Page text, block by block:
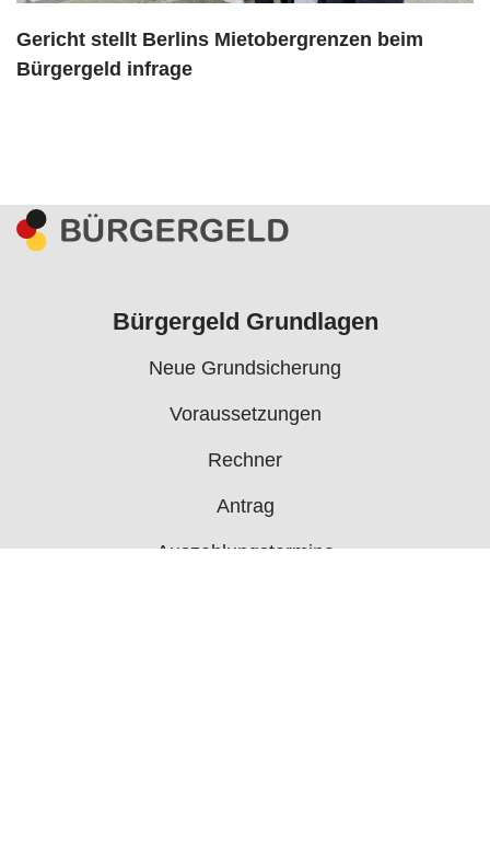
Gericht stellt Berlins Mietobergrenzen beim
Bürgergeld infrage
Bürgergeld Grundlagen
Neue Grundsicherung
Voraussetzungen
Rechner
Antrag
Auszahlungstermine